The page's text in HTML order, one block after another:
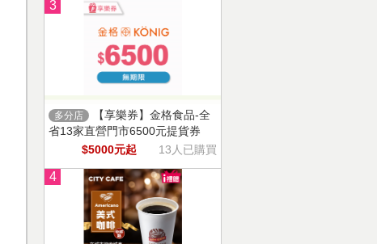
3
多分店
【享樂券】金格食品-全
省13家直營門市6500元提貨券
$5000元起
13人已購買
4